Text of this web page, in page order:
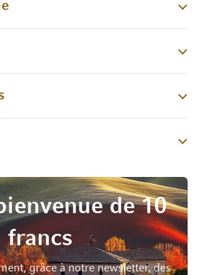
de 10
francs
grâce à notre newsletter, des